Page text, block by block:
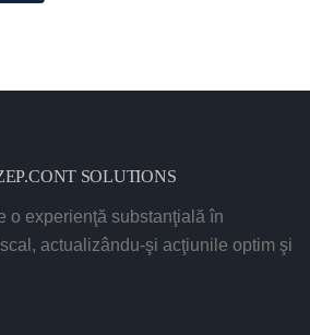
o experienţă substanţială în
actualizându-şi acţiunile optim şi